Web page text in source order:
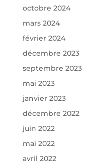
octobre 2024
mars 2024
février 2024
décembre 2023
septembre 2023
mai 2023
janvier 2023
décembre 2022
juin 2022
mai 2022
avril 2022